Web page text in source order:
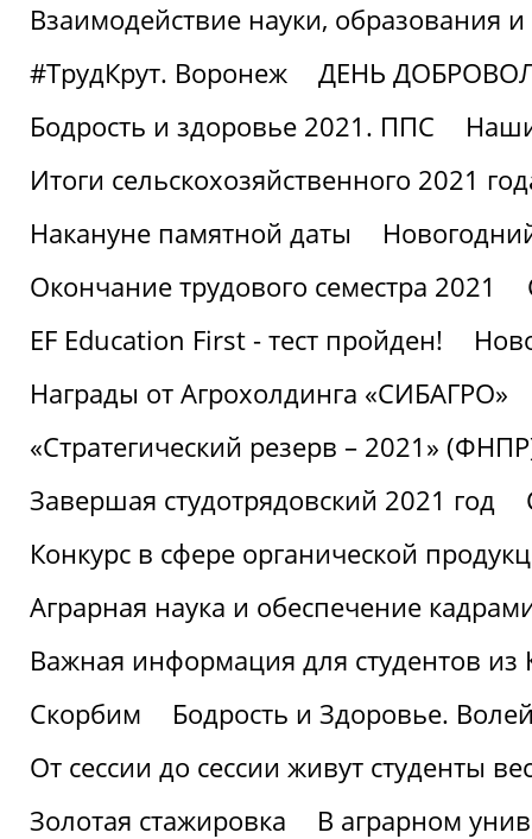
Взаимодействие науки, образования и
#ТрудКрут. Воронеж
ДЕНЬ
Бодрость и здоровье 2021. ППС
Итоги сельскохозяйственного 2021
Накануне памятной даты
Окончание трудового семестра 2021
EF Education First - тест пройден!
Награды от Агрохолдинга «СИБАГРО»
«Стратегический резерв – 2021»
Завершая студотрядовский 2021 год
Конкурс в сфере органической
Аграрная наука и обеспечение
Важная информация для студентов из
Скорбим
Бодрость и Здоровье.
От сессии до сессии живут студенты
Золотая стажировка
В аграрном